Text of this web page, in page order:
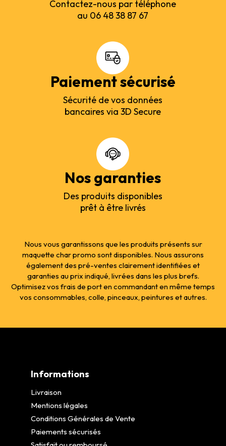
Contactez-nous par téléphone
au 06 48 38 87 67
Paiement sécurisé
Sécurité de vos données
bancaires via 3D Secure
Nos garanties
Des produits disponibles
prêt à être livrés
Nous vous garantissons que les produits présents sur
maquette char promo sont disponibles. Nous assurons
également des pré-ventes clairement identifiées et
garanties au prix indiqué, livrées dans les plus brefs.
Optimisez vos frais de port en commandant en même temps
vos consommables, colle, pinceaux, peintures et autres.
Informations
Livraison
Mentions légales
Conditions Générales de Vente
Paiements sécurisés